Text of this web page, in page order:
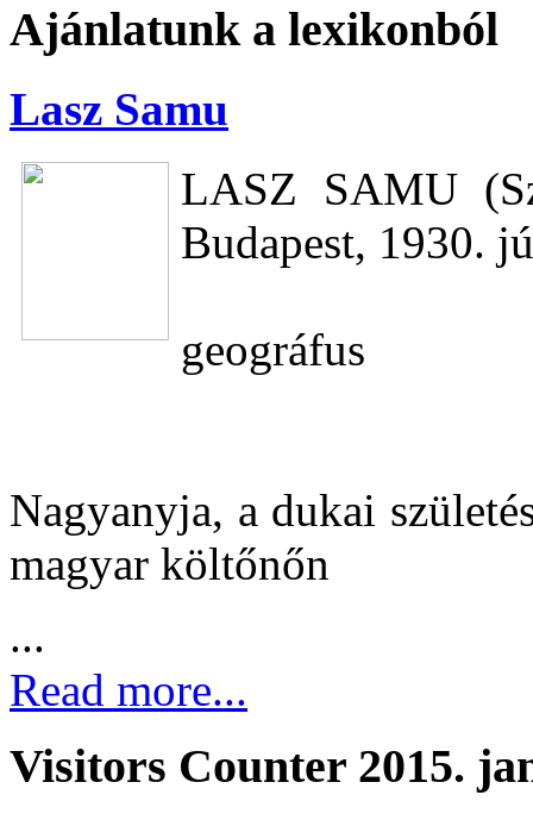
Ajánlatunk a lexikonból
Lasz Samu
LASZ SAMU
Budapest, 1930.
geográfus
Nagyanyja, a dukai
magyar költőnőn
...
Read more...
Visitors Counter 2015.